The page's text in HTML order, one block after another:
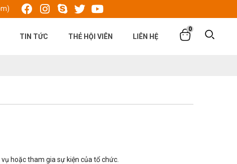
hiện tại Việt Nam.
TIN TỨC THẺ HỘI VIÊN LIÊN HỆ
0
hoặc tham gia sự kiện của tổ chức.